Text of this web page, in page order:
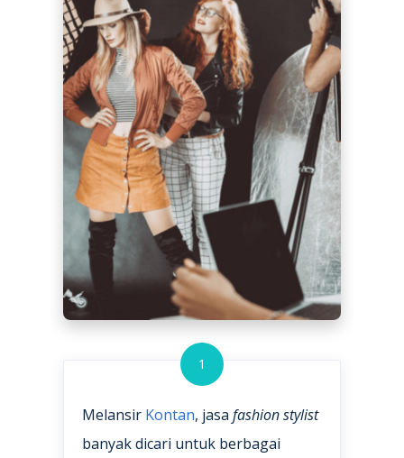
1
Melansir Kontan, jasa fashion stylist
banyak dicari untuk berbagai